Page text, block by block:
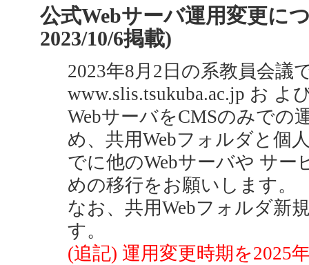
公式Webサーバ運用変更に
2023/10/6掲載)
2023年8月2日の系教員会議
www.slis.tsukuba.ac.jp お よ
WebサーバをCMSのみでの
め、共用Webフォルダと個
でに他のWebサーバや サ
めの移行をお願いします。
なお、共用Webフォルダ新
す。
(追記) 運用変更時期を2025